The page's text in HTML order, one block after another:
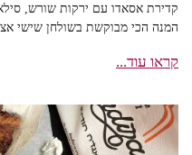
קדירת אסאדו עם ירקות שורש,
המנה הכי מבוקשת בשולחן שישי
קראו עוד...